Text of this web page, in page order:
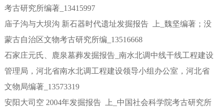
考古研究所编著_13415997
庙子沟与大坝沟 新石器时代遗址发掘报告 上_魏坚编著；没
蒙古自治区文物考古研究所编_13516668
石家庄元氏、鹿泉墓葬发掘报告_南水北调中线干线工程建设
管理局，河北省南水北调工程建设领导小组办公室，河北省
文物局编著_13573319
安阳大司空 2004年发掘报告 上_中国社会科学院考古研究所